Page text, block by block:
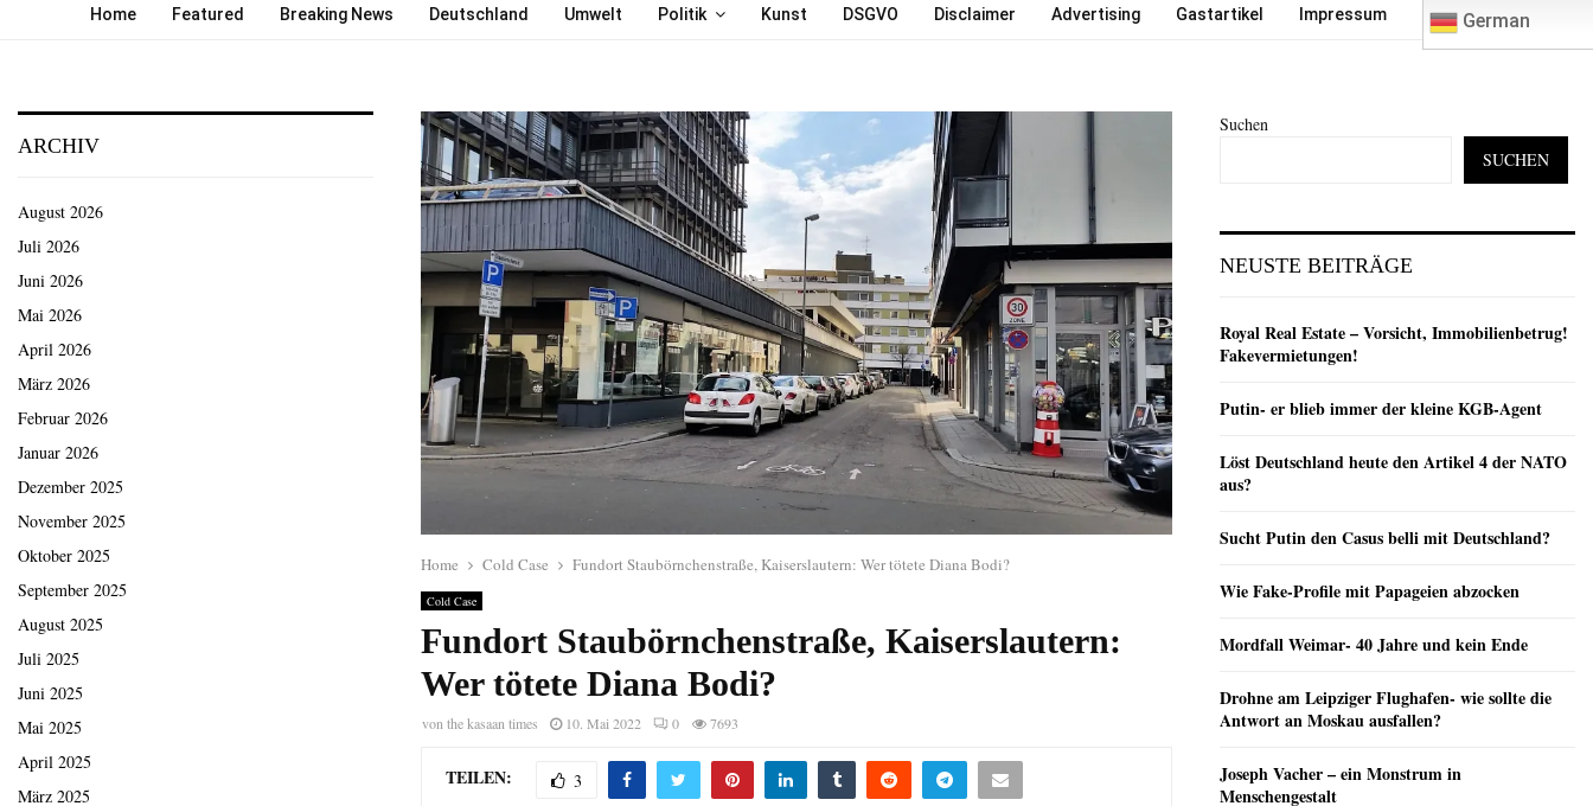
Home Featured Breaking News Deutschland Umwelt Politik Kunst DSGVO Disclaimer Advertising Gastartikel Impressum German
Home Cold Case Fundort Staubörnchenstraße, Kaiserslautern: Wer tötete Diana Bodi?
Cold Case
Fundort Staubörnchenstraße, Kaiserslautern:
Wer tötete Diana Bodi?
von the kasaan times 10. Mai 2022 0 7693
TEILEN: 3
ARCHIV
August 2026
Juli 2026
Juni 2026
Mai 2026
April 2026
März 2026
Februar 2026
Januar 2026
Dezember 2025
November 2025
Oktober 2025
September 2025
August 2025
Juli 2025
Juni 2025
Mai 2025
April 2025
März 2025
Suchen
SUCHEN
NEUSTE BEITRÄGE
Royal Real Estate – Vorsicht, Immobilienbetrug!
Fakevermietungen!
Putin- er blieb immer der kleine KGB-Agent
Löst Deutschland heute den Artikel 4 der NATO
aus?
Sucht Putin den Casus belli mit Deutschland?
Wie Fake-Profile mit Papageien abzocken
Mordfall Weimar- 40 Jahre und kein Ende
Drohne am Leipziger Flughafen- wie sollte die
Antwort an Moskau ausfallen?
Joseph Vacher – ein Monstrum in
Menschengestalt